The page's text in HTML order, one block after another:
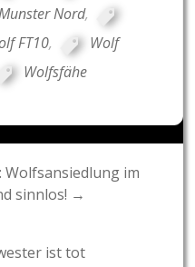
Nord,
FT10,
Wolf
Wolfsfähe
im
sinnlos! →
ist tot